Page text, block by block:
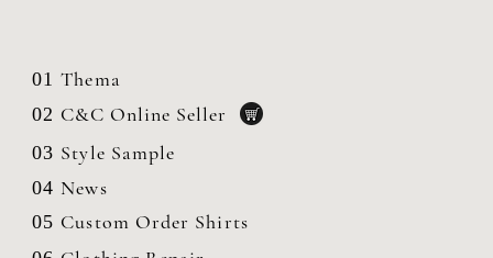
01 Thema
02 C&C Online Seller
03 Style Sample
04 News
05 Custom Order Shirts